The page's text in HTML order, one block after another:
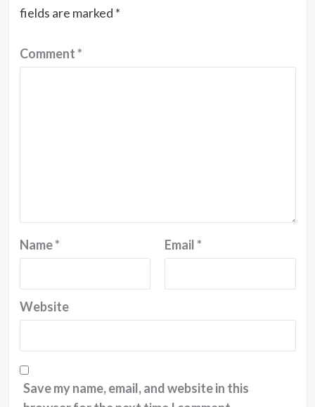
fields are marked *
Comment*
Name* Email*
Website
Save my name, email, and website in this